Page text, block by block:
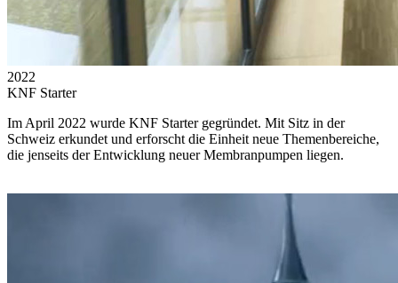
2022
KNF Starter
Im April 2022 wurde KNF Starter gegründet. Mit Sitz in der
Schweiz erkundet und erforscht die Einheit neue Themenbereiche,
die jenseits der Entwicklung neuer Membranpumpen liegen.